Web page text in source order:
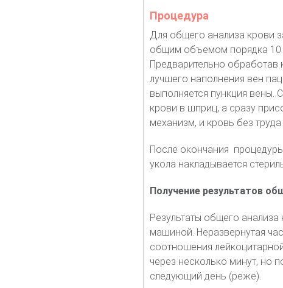
Процедура
Для общего анализа крови
общим объемом порядка 10
Предварительно обработав
лучшего наполнения вен
выполняется пункция вены.
крови в шприц, а сразу
механизм, и кровь без
После окончания
укола накладывается
Получение результатов
Результаты общего
машиной. Неразвернутая
соотношения
через несколько минут, но
следующий день (реже).